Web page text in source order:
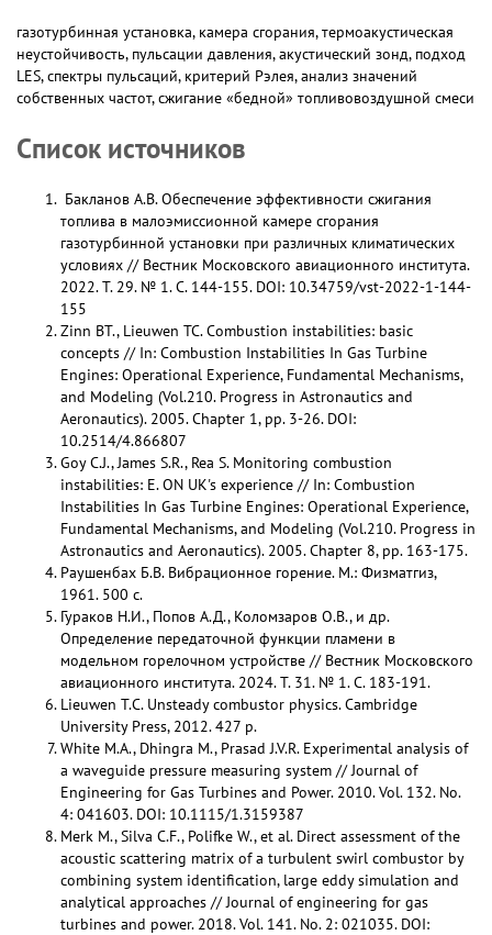
газотурбинная установка, камера сгорания, термоакустическая
неустойчивость, пульсации давления, акустический зонд, подход
LES, спектры пульсаций, критерий Рэлея, анализ значений
собственных частот, сжигание «бедной» топливовоздушной смеси
Список источников
Бакланов А.В. Обеспечение эффективности сжигания
топлива в малоэмиссионной камере сгорания
газотурбинной установки при различных климатических
условиях // Вестник Московского авиационного института.
2022. Т. 29. № 1. С. 144-155. DOI: 10.34759/vst-2022-1-144-
155
Zinn BT., Lieuwen TC. Combustion instabilities: basic
concepts // In: Combustion Instabilities In Gas Turbine
Engines: Operational Experience, Fundamental Mechanisms,
and Modeling (Vol.210. Progress in Astronautics and
Aeronautics). 2005. Chapter 1, pp. 3-26. DOI:
10.2514/4.866807
Goy C.J., James S.R., Rea S. Monitoring combustion
instabilities: E. ON UK's experience // In: Combustion
Instabilities In Gas Turbine Engines: Operational Experience,
Fundamental Mechanisms, and Modeling (Vol.210. Progress in
Astronautics and Aeronautics). 2005. Chapter 8, pp. 163-175.
Раушенбах Б.В. Вибрационное горение. М.: Физматгиз,
1961. 500 с.
Гураков Н.И., Попов А.Д., Коломзаров О.В., и др.
Определение передаточной функции пламени в
модельном горелочном устройстве // Вестник Московского
авиационного института. 2024. Т. 31. № 1. С. 183-191.
Lieuwen T.C. Unsteady combustor physics. Cambridge
University Press, 2012. 427 p.
White M.A., Dhingra M., Prasad J.V.R. Experimental analysis of
a waveguide pressure measuring system // Journal of
Engineering for Gas Turbines and Power. 2010. Vol. 132. No.
4: 041603. DOI: 10.1115/1.3159387
Merk M., Silva C.F., Polifke W., et al. Direct assessment of the
acoustic scattering matrix of a turbulent swirl combustor by
combining system identification, large eddy simulation and
analytical approaches // Journal of engineering for gas
turbines and power. 2018. Vol. 141. No. 2: 021035. DOI: